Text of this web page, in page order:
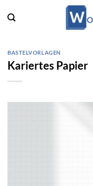
Inhalt
BASTELVORLAGEN
Kariertes Papier